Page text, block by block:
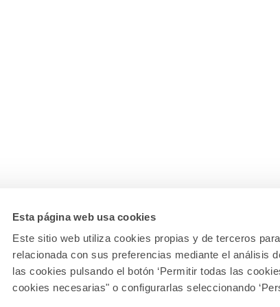
Esta página web usa cookies
Este sitio web utiliza cookies propias y de terceros
relacionada con sus preferencias mediante el análisis
las cookies pulsando el botón ‘Permitir todas las
cookies necesarias" o configurarlas seleccionando